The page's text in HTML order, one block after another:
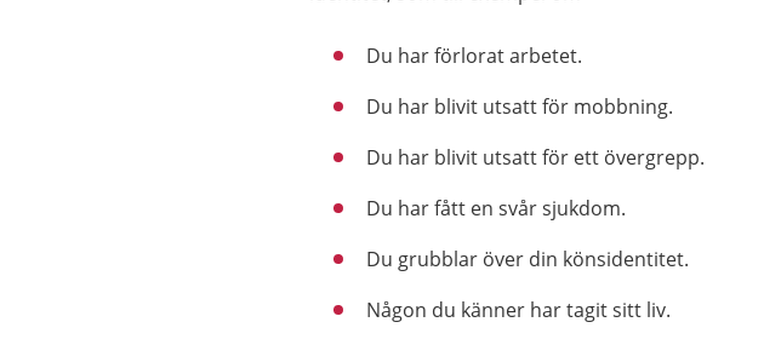
Du har förlorat arbetet.
Du har blivit utsatt för mobbning.
Du har blivit utsatt för ett övergrepp.
Du har fått en svår sjukdom.
Du grubblar över din könsidentitet.
Någon du känner har tagit sitt liv.